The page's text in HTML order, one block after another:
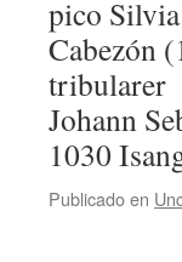
pico
Cabezón
tribularer
Johann
1030
Publicado en